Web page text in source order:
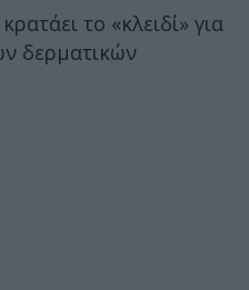
το «κλειδί» για
δερματικών